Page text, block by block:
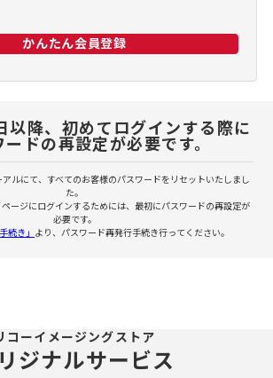
かんたん会員登録
以降、初めてログインする際に
ードの再設定が必要です。
ルにて、すべてのお客様のパスワードをリセットいたしまし
た。
ージにログインするためには、最初にパスワードの再設定が
必要です。
続き」 より、パスワード再発行手続き行ってください。
コーイメージングストア
ジナルサービス